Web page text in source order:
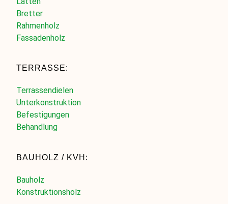
Bretter
Rahmenholz
Fassadenholz
TERRASSE:
Terrassendielen
Unterkonstruktion
Befestigungen
Behandlung
BAUHOLZ / KVH:
Bauholz
Konstruktionsholz